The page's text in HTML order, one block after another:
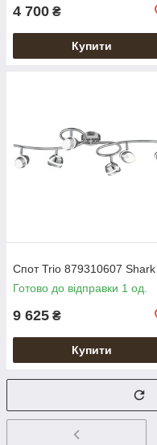
4 700 ₴
Купити
Спот Trio 879310607 Shark
Готово до відправки 1 од.
9 625 ₴
Купити